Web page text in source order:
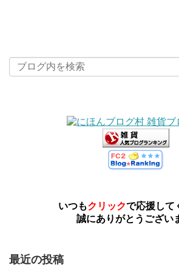
いつもクリックで応援して
誠にありがとうござい
最近の投稿